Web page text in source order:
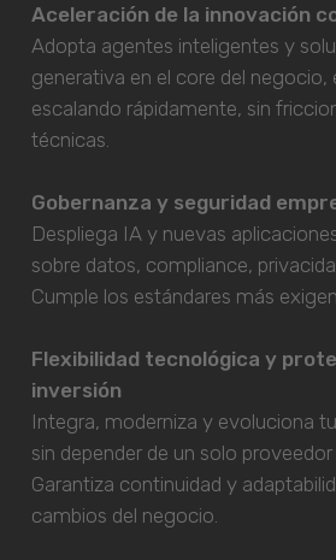
Aceleración de la innovación
Adopta agentes inteligentes y
generativa en el core del
escalando rápidamente, sin
técnicas.
Gobernanza y seguridad
Despliega IA y nuevas
sobre datos, compliance,
Cumple los estándares más
Flexibilidad tecnológica y
inversión
Integra, moderniza y evoluciona
sin depender de un solo
Garantiza continuidad y
cambios del negocio.